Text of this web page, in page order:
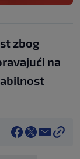
zbog
na